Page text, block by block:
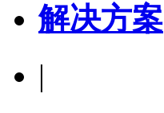
解决方案
|